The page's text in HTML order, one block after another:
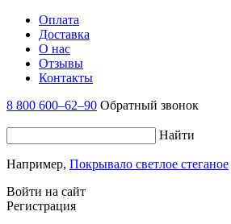
Оплата
Доставка
О нас
Отзывы
Контакты
8 800 600–62–90 Обратный звонок
Найти
Например, Покрывало светлое стеганое
Войти на сайт
Регистрация